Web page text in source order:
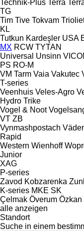
Technik-Plus Terra
TG
Tim Tive Tokvam
KL
Tutkun Kardeşler USA
MX RCW TYTAN
Universal Unsinn
PS RO-M
VM Tarm Vaia Vakutec
T-series
Veenhuis Veles-Agro
Hydro Trike
Vogel & Noot
VT ZB
Vynmashpostach
Rapid
Western Wienhoff
Junior
XAG
P-series
Zavod Kobzarenka
K-series MKE SK
Çelmak Överum Özkan
alle anzeigen
Standort
Suche in einem